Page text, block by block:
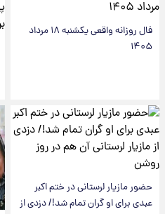
فال روزانه واقعی یکشنبه ۱۸ مرداد
۱۴۰۵
حضور مازیار لرستانی در ختم اکبر
عبدی برای او گران تمام شد!/ دزدی از